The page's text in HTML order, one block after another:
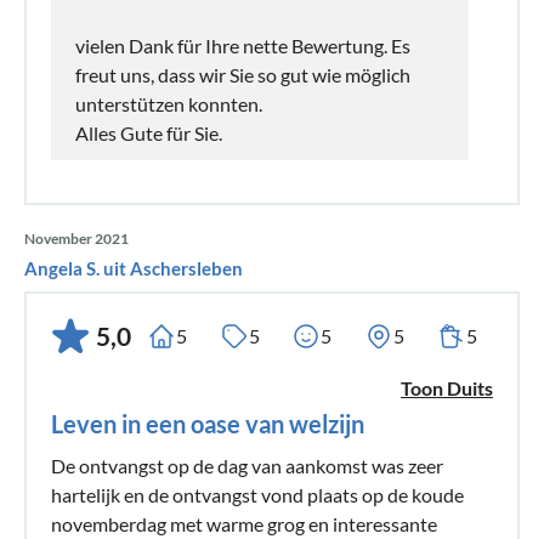
vielen Dank für Ihre nette Bewertung. Es
freut uns, dass wir Sie so gut wie möglich
unterstützen konnten.
Alles Gute für Sie.
November 2021
Angela S. uit Aschersleben
5,0 5 5 5 5 5
Toon Duits
Leven in een oase van welzijn
De ontvangst op de dag van aankomst was zeer
hartelijk en de ontvangst vond plaats op de koude
novemberdag met warme grog en interessante